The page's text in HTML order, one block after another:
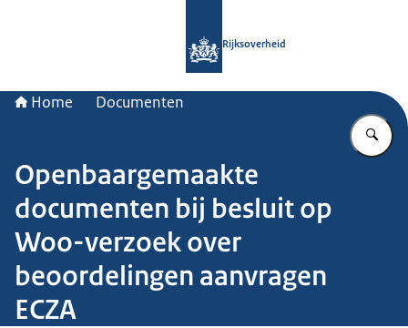
Rijksoverheid
Home Documenten
Openbaargemaakte
documenten bij besluit op
Woo-verzoek over
beoordelingen aanvragen
ECZA